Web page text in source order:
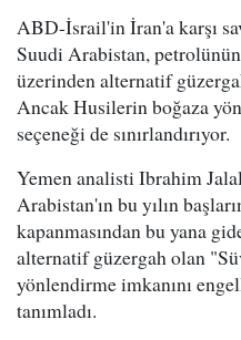
ABD-İsrail'in İran'a karşı
Suudi Arabistan,
üzerinden alternatif
Ancak Husilerin boğaza
seçeneği de sınırlandırıyor.
Yemen analisti Ibrahim
Arabistan'ın bu yılın
kapanmasından bu yana
alternatif güzergah olan
yönlendirme imkanını
tanımladı.